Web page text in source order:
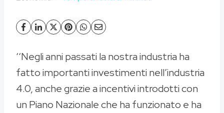
‘‘Negli anni passati la nostra industria ha
fatto importanti investimenti nell’industria
4.0, anche grazie a incentivi introdotti con
un Piano Nazionale che ha funzionato e ha